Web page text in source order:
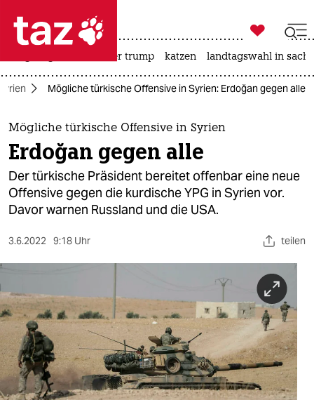
 taz zahl ich
taz zahl ich
themen
politik
öko
berlin
nord
wahrheit

taz zahl ich
usa unter trump katzen landtagswahl in
Mögliche türkische Offensive in Syrien: Erdoğan gegen alle
Mögliche türkische Offensive in Syrien
Erdoğan gegen alle
Der türkische Präsident bereitet offenbar eine neue
Offensive gegen die kurdische YPG in Syrien vor.
Davor warnen Russland und die USA.
3.6.2022 9:18 Uhr teilen